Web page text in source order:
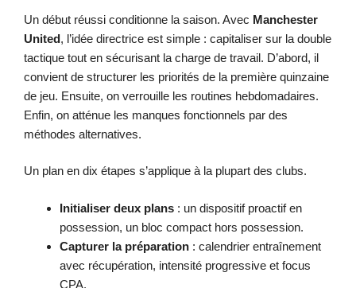
Un début réussi conditionne la saison. Avec Manchester
United, l’idée directrice est simple : capitaliser sur la double
tactique tout en sécurisant la charge de travail. D’abord, il
convient de structurer les priorités de la première quinzaine
de jeu. Ensuite, on verrouille les routines hebdomadaires.
Enfin, on atténue les manques fonctionnels par des
méthodes alternatives.
Un plan en dix étapes s’applique à la plupart des clubs.
Initialiser deux plans : un dispositif proactif en
possession, un bloc compact hors possession.
Capturer la préparation : calendrier entraînement
avec récupération, intensité progressive et focus
CPA.